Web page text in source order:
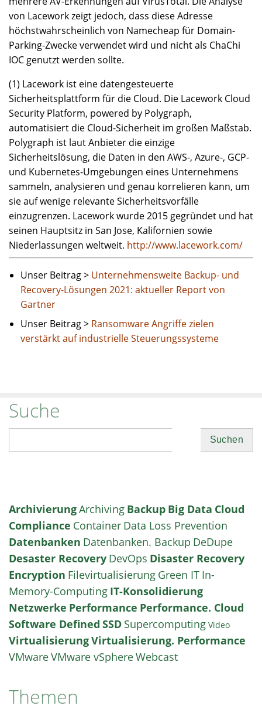
von Lacework zeigt jedoch, dass diese Adresse
höchstwahrscheinlich von Namecheap für Domain-
Parking-Zwecke verwendet wird und nicht als ChaChi
IOC genutzt werden sollte.
(1) Lacework ist eine datengesteuerte
Sicherheitsplattform für die Cloud. Die Lacework Cloud
Security Platform, powered by Polygraph,
automatisiert die Cloud-Sicherheit im großen Maßstab.
Polygraph ist laut Anbieter die einzige
Sicherheitslösung, die Daten in den AWS-, Azure-, GCP-
und Kubernetes-Umgebungen eines Unternehmens
sammeln, analysieren und genau korrelieren kann, um
sie auf wenige relevante Sicherheitsvorfälle
einzugrenzen. Lacework wurde 2015 gegründet und hat
seinen Hauptsitz in San Jose, Kalifornien sowie
Niederlassungen weltweit. http://www.lacework.com/
Unser Beitrag > Unternehmensweite Backup- und
Recovery-Lösungen 2021: aktueller Report von
Gartner
Unser Beitrag > Ransomware Angriffe zielen
verstärkt auf industrielle Steuerungssysteme
Suche
ArchivierungArchiving Backup Big Data Cloud
Compliance Container Data Loss Prevention
Datenbanken Datenbanken. Backup DeDupe
Desaster Recovery DevOps Disaster Recovery
Encryption Filevirtualisierung Green IT In-
Memory-Computing IT-Konsolidierung
Netzwerke Performance Performance. Cloud
Software Defined SSD Supercomputing Video
VirtualisierungVirtualisierung. Performance
VMwareVMware vSphereWebcast
Themen